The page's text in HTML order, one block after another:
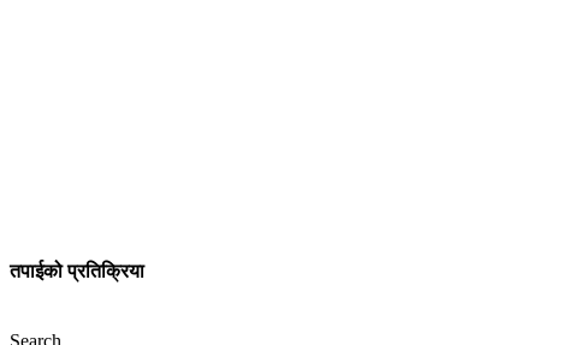
तपाईको प्रतिक्रिया
Search